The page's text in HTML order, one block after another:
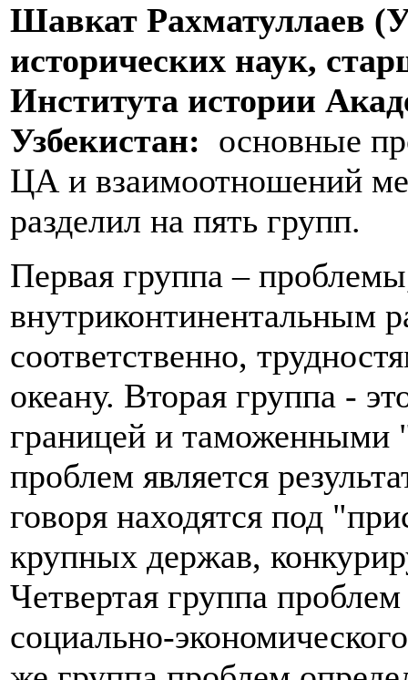
Шавкат Рахматуллаев
исторических наук,
Института истории
Узбекистан: основные
ЦА и взаимоотношений
разделил на пять групп.
Первая группа –
внутриконтинентальным
соответственно,
океану. Вторая группа -
границей и таможенными
проблем является
говоря находятся под
крупных держав,
Четвертая группа
социально-